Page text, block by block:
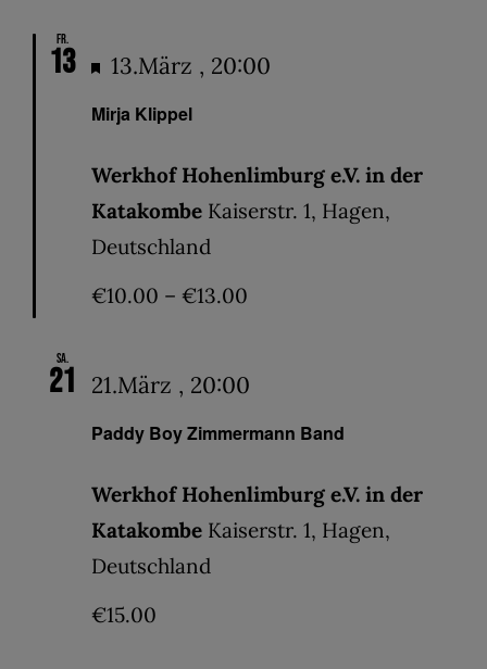
Fr.
13
Mirja Klippel
Hervorgehoben
13.März , 20:00
Werkhof Hohenlimburg e.V. in der
Katakombe Kaiserstr. 1, Hagen,
Deutschland
€10.00 – €13.00
Sa.
21
Paddy Boy Zimmermann Band
21.März , 20:00
Werkhof Hohenlimburg e.V. in der
Katakombe Kaiserstr. 1, Hagen,
Deutschland
€15.00